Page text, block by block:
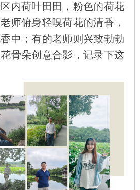
内荷叶田田，粉色的荷花
师俯身轻嗅荷花的清香，
中；有的老师则兴致勃勃
骨朵创意合影，记录下这